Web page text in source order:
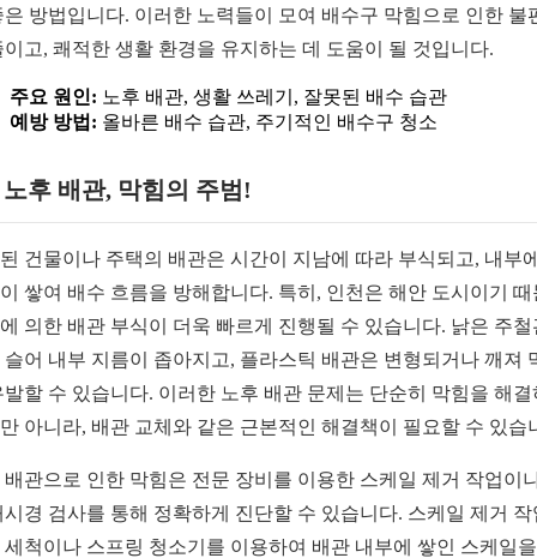
은 방법입니다. 이러한 노력들이 모여 배수구 막힘으로 인한 불
이고, 쾌적한 생활 환경을 유지하는 데 도움이 될 것입니다.
주요 원인: 노후 배관, 생활 쓰레기, 잘못된 배수 습관
예방 방법: 올바른 배수 습관, 주기적인 배수구 청소
노후 배관, 막힘의 주범!
건물이나 주택의 배관은 시간이 지남에 따라 부식되고, 내부
쌓여 배수 흐름을 방해합니다. 특히, 인천은 해안 도시이기 때
의한 배관 부식이 더욱 빠르게 진행될 수 있습니다. 낡은 주철
슬어 내부 지름이 좁아지고, 플라스틱 배관은 변형되거나 깨져
발할 수 있습니다. 이러한 노후 배관 문제는 단순히 막힘을 해결
아니라, 배관 교체와 같은 근본적인 해결책이 필요할 수 있습
배관으로 인한 막힘은 전문 장비를 이용한 스케일 제거 작업이
시경 검사를 통해 정확하게 진단할 수 있습니다. 스케일 제거 작
세척이나 스프링 청소기를 이용하여 배관 내부에 쌓인 스케일